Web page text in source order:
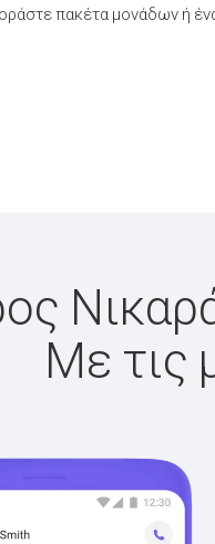
πακέτα μονάδων ή
Με τις